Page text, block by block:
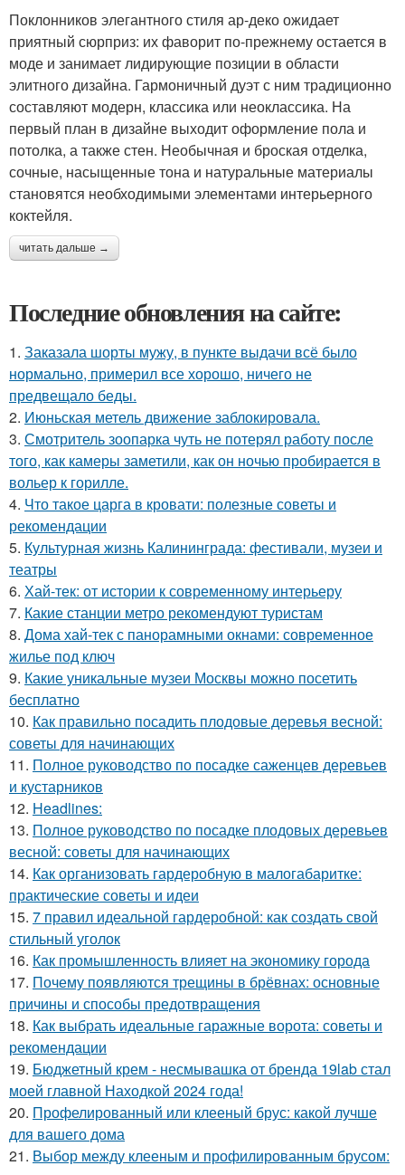
Поклонников элегантного стиля ар-деко ожидает
приятный сюрприз: их фаворит по-прежнему остается в
моде и занимает лидирующие позиции в области
элитного дизайна. Гармоничный дуэт с ним традиционно
составляют модерн, классика или неоклассика. На
первый план в дизайне выходит оформление пола и
потолка, а также стен. Необычная и броская отделка,
сочные, насыщенные тона и натуральные материалы
становятся необходимыми элементами интерьерного
коктейля.
читать дальше →
Последние обновления на сайте:
1. Заказала шорты мужу, в пункте выдачи всё было
нормально, примерил все хорошо, ничего не
предвещало беды.
2. Июньская метель движение заблокировала.
3. Смотритель зоопарка чуть не потерял работу после
того, как камеры заметили, как он ночью пробирается в
вольер к горилле.
4. Что такое царга в кровати: полезные советы и
рекомендации
5. Культурная жизнь Калининграда: фестивали, музеи и
театры
6. Хай-тек: от истории к современному интерьеру
7. Какие станции метро рекомендуют туристам
8. Дома хай-тек с панорамными окнами: современное
жилье под ключ
9. Какие уникальные музеи Москвы можно посетить
бесплатно
10. Как правильно посадить плодовые деревья весной:
советы для начинающих
11. Полное руководство по посадке саженцев деревьев
и кустарников
12. Headlines:
13. Полное руководство по посадке плодовых деревьев
весной: советы для начинающих
14. Как организовать гардеробную в малогабаритке:
практические советы и идеи
15. 7 правил идеальной гардеробной: как создать свой
стильный уголок
16. Как промышленность влияет на экономику города
17. Почему появляются трещины в брёвнах: основные
причины и способы предотвращения
18. Как выбрать идеальные гаражные ворота: советы и
рекомендации
19. Бюджетный крем - несмывашка от бренда 19lab стал
моей главной Находкой 2024 года!
20. Профелированный или клееный брус: какой лучше
для вашего дома
21. Выбор между клееным и профилированным брусом: